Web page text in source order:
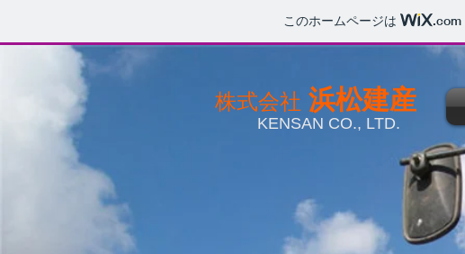
このホームページは .com
株式会社 浜松建産
KENSAN CO., LTD.